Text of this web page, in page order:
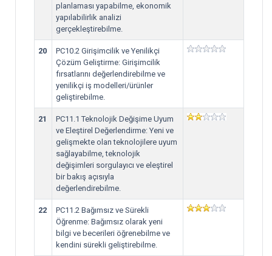
planlaması yapabilme, ekonomik
yapılabilirlik analizi
gerçekleştirebilme.
20
PC10.2 Girişimcilik ve Yenilikçi
Çözüm Geliştirme: Girişimcilik
fırsatlarını değerlendirebilme ve
yenilikçi iş modelleri/ürünler
geliştirebilme.
21
PC11.1 Teknolojik Değişime Uyum
ve Eleştirel Değerlendirme: Yeni ve
gelişmekte olan teknolojilere uyum
sağlayabilme, teknolojik
değişimleri sorgulayıcı ve eleştirel
bir bakış açısıyla
değerlendirebilme.
22
PC11.2 Bağımsız ve Sürekli
Öğrenme: Bağımsız olarak yeni
bilgi ve becerileri öğrenebilme ve
kendini sürekli geliştirebilme.